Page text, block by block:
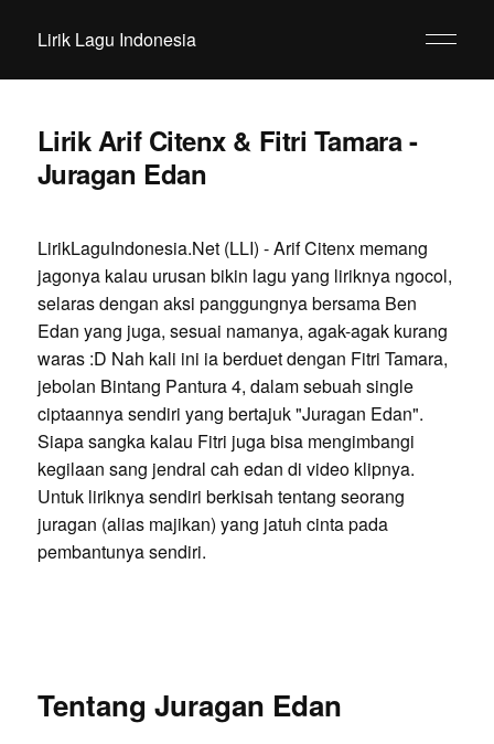
Lirik Lagu Indonesia
Lirik Arif Citenx & Fitri Tamara -
Juragan Edan
LirikLaguIndonesia.Net (LLI) - Arif Citenx memang
jagonya kalau urusan bikin lagu yang liriknya ngocol,
selaras dengan aksi panggungnya bersama Ben
Edan yang juga, sesuai namanya, agak-agak kurang
waras :D Nah kali ini ia berduet dengan Fitri Tamara,
jebolan Bintang Pantura 4, dalam sebuah single
ciptaannya sendiri yang bertajuk "Juragan Edan".
Siapa sangka kalau Fitri juga bisa mengimbangi
kegilaan sang jendral cah edan di video klipnya.
Untuk liriknya sendiri berkisah tentang seorang
juragan (alias majikan) yang jatuh cinta pada
pembantunya sendiri.
Tentang Juragan Edan